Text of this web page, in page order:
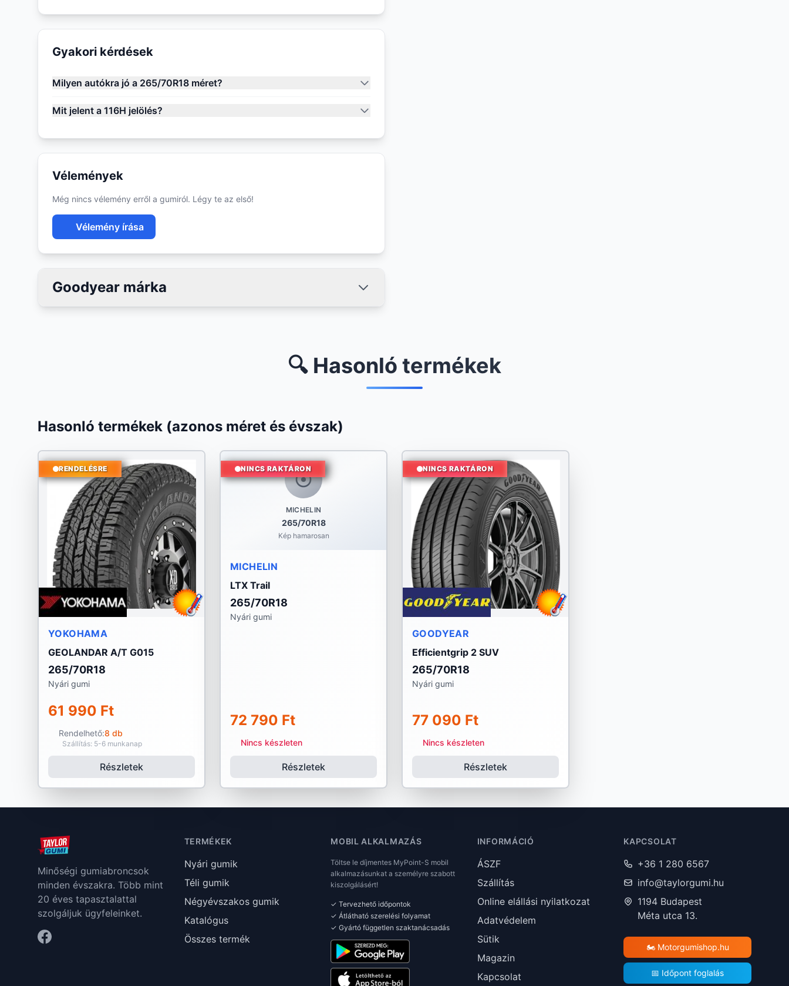
Gyakori kérdések
Milyen autókra jó a 265/70R18 méret?
Mit jelent a 116H jelölés?
Vélemények
Még nincs vélemény erről a gumiról. Légy te az első!
Vélemény írása
Goodyear márka
🔍 Hasonló termékek
Hasonló termékek (azonos méret és évszak)
RENDELÉSRE
YOKOHAMA
GEOLANDAR A/T G015
265/70R18
Nyári gumi
61 990 Ft
Rendelhető:8 db
Szállítás: 5-6 munkanap
Részletek
MICHELIN
265/70R18
Kép hamarosan
NINCS RAKTÁRON
MICHELIN
LTX Trail
265/70R18
Nyári gumi
72 790 Ft
Nincs készleten
Részletek
NINCS RAKTÁRON
GOODYEAR
Efficientgrip 2 SUV
265/70R18
Nyári gumi
77 090 Ft
Nincs készleten
Részletek
Minőségi gumiabroncsok
minden évszakra. Több mint
20 éves tapasztalattal
szolgáljuk ügyfeleinket.
TERMÉKEK
Nyári gumik
Téli gumik
Négyévszakos gumik
Katalógus
Összes termék
MOBIL ALKALMAZÁS
Töltse le díjmentes MyPoint-S mobil
alkalmazásunkat a személyre szabott
kiszolgálásért!
✓ Tervezhető időpontok
✓ Átlátható szerelési folyamat
✓ Gyártó független szaktanácsadás
INFORMÁCIÓ
ÁSZF
Szállítás
Online elállási nyilatkozat
Adatvédelem
Sütik
Magazin
Kapcsolat
KAPCSOLAT
+36 1 280 6567
info@taylorgumi.hu
1194 Budapest
Méta utca 13.
🏍️ Motorgumishop.hu
📅 Időpont foglalás